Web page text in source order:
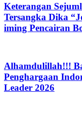
Keterangan
Tersangka Dika
iming Pencairan
Alhamdulillah!!!
Penghargaan
Leader 2026